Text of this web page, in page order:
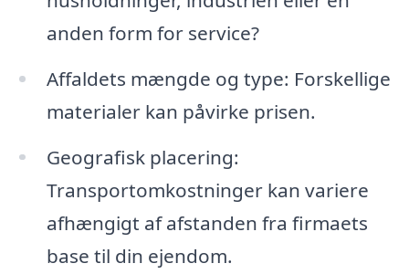
anden form for service?
Affaldets mængde og type: Forskellige
materialer kan påvirke prisen.
Geografisk placering:
Transportomkostninger kan variere
afhængigt af afstanden fra firmaets
base til din ejendom.